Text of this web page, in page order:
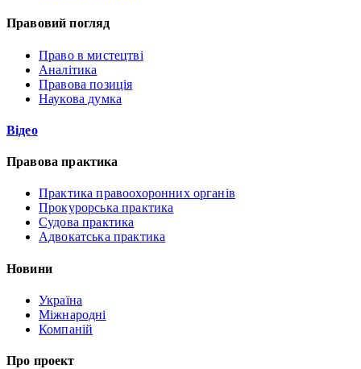
Правовий погляд
Право в мистецтві
Аналітика
Правова позиція
Наукова думка
Відео
Правова практика
Практика правоохоронних органів
Прокурорська практика
Судова практика
Адвокатська практика
Новини
Україна
Міжнародні
Компаній
Про проект